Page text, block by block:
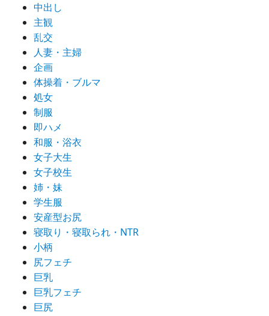
中出し
主観
乱交
人妻・主婦
企画
体操着・ブルマ
処女
制服
即ハメ
和服・浴衣
女子大生
女子校生
姉・妹
学生服
安産型お尻
寝取り・寝取られ・NTR
小柄
尻フェチ
巨乳
巨乳フェチ
巨尻